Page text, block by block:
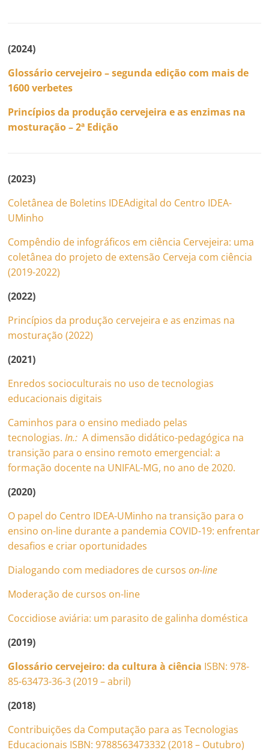
(2024)
Glossário cervejeiro – segunda edição com mais de
1600 verbetes
Princípios da produção cervejeira e as enzimas na
mosturação – 2ª Edição
(2023)
Coletânea de Boletins IDEAdigital do Centro IDEA-
UMinho
Compêndio de infográficos em ciência Cervejeira: uma
coletânea do projeto de extensão Cerveja com ciência
(2019-2022)
(2022)
Princípios da produção cervejeira e as enzimas na
mosturação (2022)
(2021)
Enredos socioculturais no uso de tecnologias
educacionais digitais
Caminhos para o ensino mediado pelas
tecnologias.In.: A dimensão didático-pedagógica na
transição para o ensino remoto emergencial: a
formação docente na UNIFAL-MG, no ano de 2020.
(2020)
O papel do Centro IDEA-UMinho na transição para o
ensino on-line durante a pandemia COVID-19: enfrentar
desafios e criar oportunidades
Dialogando com mediadores de cursos on-line
Moderação de cursos on-line
Coccidiose aviária: um parasito de galinha doméstica
(2019)
Glossário cervejeiro: da cultura à ciência ISBN: 978-
85-63473-36-3 (2019 – abril)
(2018)
Contribuições da Computação para as Tecnologias
Educacionais ISBN: 9788563473332 (2018 – Outubro)